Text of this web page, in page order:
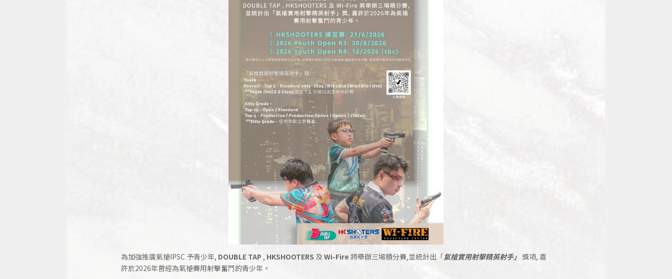
為加強推廣氣槍IPSC 予青少年, DOUBLE TAP , HKSHOOTERS 及 Wi-Fire 將舉辦三場積分賽,並統計出「氣槍實用射擊精英射手」 獎項, 嘉
許於2026年曾經為氣槍賽用射擊奮鬥的青少年。